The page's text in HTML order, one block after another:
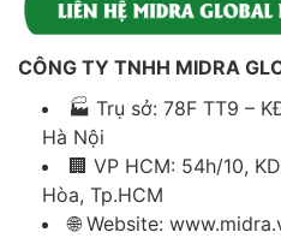
CÔNG TY TNHH MIDRA
🏭 Trụ sở: 78F TT9 –
Hà Nội
🏢 VP HCM: 54h/10,
Hòa, Tp.HCM
🌐 Website: